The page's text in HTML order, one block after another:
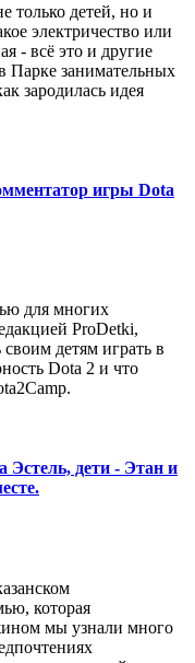
только детей, но и
электричество или
- всё это и другие
Парке занимательных
зародилась идея
игры Dota
для многих
ProDetki,
детям играть в
Dota 2 и что
Эстель, дети - Этан и
которая
мы узнали много